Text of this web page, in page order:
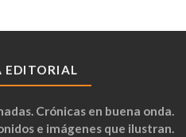
EDITORIAL
Crónicas en buena onda.
e imágenes que ilustran.